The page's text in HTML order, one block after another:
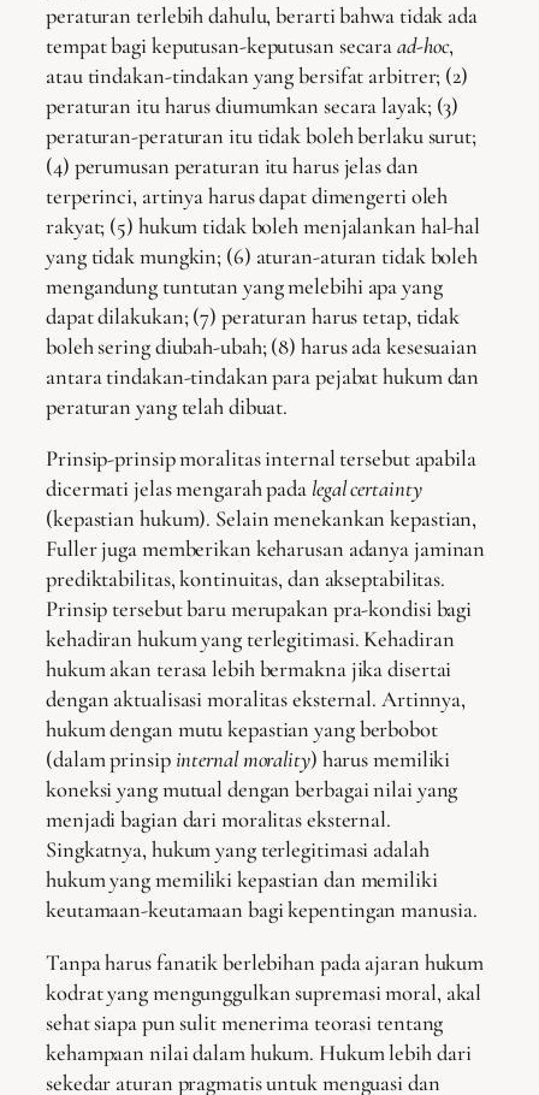
peraturan terlebih dahulu, berarti bahwa tidak ada
tempat bagi keputusan-keputusan secaraad-hoc,
atau tindakan-tindakan yang bersifat arbitrer; (2)
peraturan itu harus diumumkan secara layak; (3)
peraturan-peraturan itu tidak boleh berlaku surut;
(4) perumusan peraturan itu harus jelas dan
terperinci, artinya harus dapat dimengerti oleh
rakyat; (5) hukum tidak boleh menjalankan hal-hal
yang tidak mungkin; (6) aturan-aturan tidak boleh
mengandung tuntutan yang melebihi apa yang
dapat dilakukan; (7) peraturan harus tetap, tidak
boleh sering diubah-ubah; (8) harus ada kesesuaian
antara tindakan-tindakan para pejabat hukum dan
peraturan yang telah dibuat.
Prinsip-prinsip moralitas internal tersebut apabila
dicermati jelas mengarah pada legal certainty
(kepastian hukum). Selain menekankan kepastian,
Fuller juga memberikan keharusan adanya jaminan
prediktabilitas, kontinuitas, dan akseptabilitas.
Prinsip tersebut baru merupakan pra-kondisi bagi
kehadiran hukum yang terlegitimasi. Kehadiran
hukum akan terasa lebih bermakna jika disertai
dengan aktualisasi moralitas eksternal. Artinnya,
hukum dengan mutu kepastian yang berbobot
(dalam prinsip internal morality) harus memiliki
koneksi yang mutual dengan berbagai nilai yang
menjadi bagian dari moralitas eksternal.
Singkatnya, hukum yang terlegitimasi adalah
hukum yang memiliki kepastian dan memiliki
keutamaan-keutamaan bagi kepentingan manusia.
Tanpa harus fanatik berlebihan pada ajaran hukum
kodrat yang mengunggulkan supremasi moral, akal
sehat siapa pun sulit menerima teorasi tentang
kehampaan nilai dalam hukum. Hukum lebih dari
sekedar aturan pragmatis untuk menguasi dan